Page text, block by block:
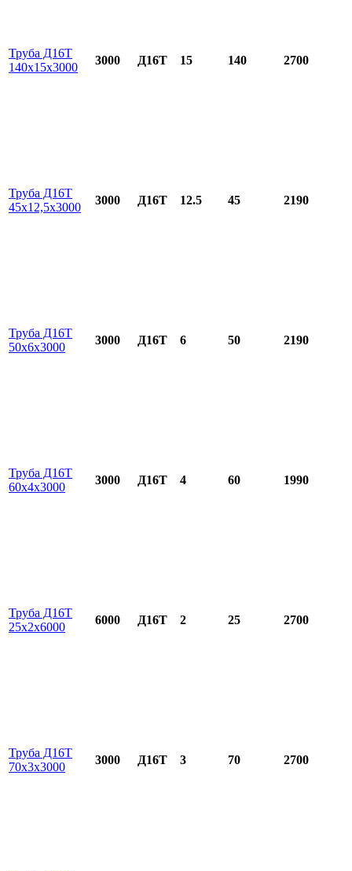
Труба Д16Т
140х15х3000
3000 Д16Т 15 140
2700
Труба Д16Т
45х12,5х3000
3000 Д16Т 12.5 45
2190
Труба Д16Т
50х6х3000
3000 Д16Т 6 50
2190
Труба Д16Т
60х4х3000
3000 Д16Т 4 60
1990
Труба Д16Т
25х2х6000
6000 Д16Т 2 25
2700
Труба Д16Т
70х3х3000
3000 Д16Т 3 70
2700